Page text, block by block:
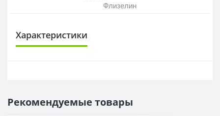
Флизелин
Характеристики
РАППОРТ
Рекомендуемые товары